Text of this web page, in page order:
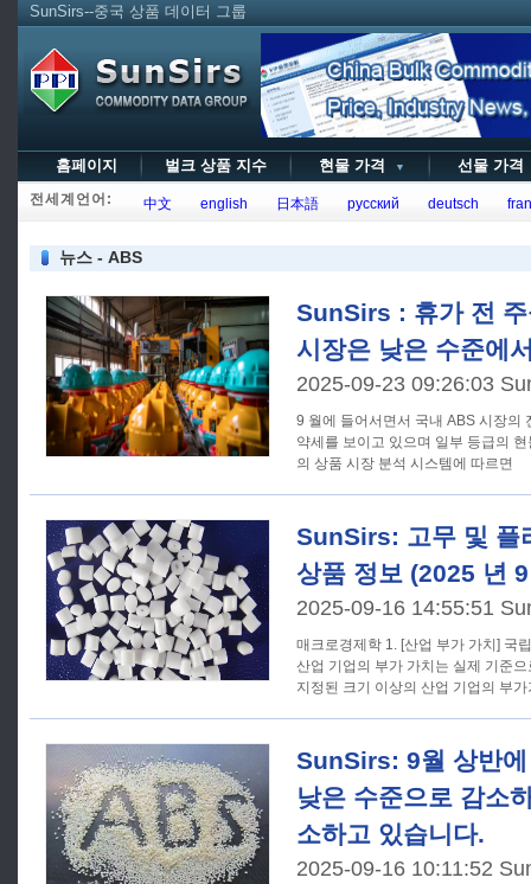
SunSirs--중국 상품 데이터 그룹
홈페이지 벌크 상품 지수 현물 가격 ▼ 선물 가
전세계언어: 中文 english 日本語 русский deutsch
뉴스 - ABS
SunSirs : 휴가 전
시장은 낮은 수준에
2025-09-23 09:26:03
9 월에 들어서면서 국내 ABS 시장의
약세를 보이고 있으며 일부 등급의
의 상품 시장 분석 시스템에 따르면
SunSirs: 고무 및 플
상품 정보 (2025 년
2025-09-16 14:55:51
매크로경제학 1. [산업 부가 가치] 국립 통계국: 8월 지정된 크기 이상의
산업 기업의 부가 가치는 실제 기준
지정된 크기 이상의 산업 기업의 부
SunSirs: 9월 상반
낮은 수준으로 감소
소하고 있습니다.
2025-09-16 10:11:52